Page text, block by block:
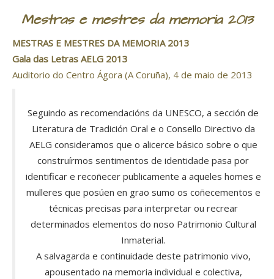
Mestras e mestres da memoria 2013
MESTRAS E MESTRES DA MEMORIA 2013
Gala das Letras AELG 2013
Auditorio do Centro Ágora (A Coruña), 4 de maio de 2013
Seguindo as recomendacións da UNESCO, a sección de
Literatura de Tradición Oral e o Consello Directivo da
AELG consideramos que o alicerce básico sobre o que
construírmos sentimentos de identidade pasa por
identificar e recoñecer publicamente a aqueles homes e
mulleres que posúen en grao sumo os coñecementos e
técnicas precisas para interpretar ou recrear
determinados elementos do noso Patrimonio Cultural
Inmaterial.
A salvagarda e continuidade deste patrimonio vivo,
apousentado na memoria individual e colectiva,